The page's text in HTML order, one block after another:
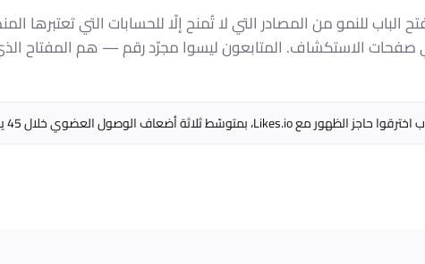
الباب للنمو من المصادر التي لا تُمنح إلّا للحسابات التي تعتبرها
في صفحات الاستكشاف. المتابعون ليسوا مجرّد رقم — هم المفتاح